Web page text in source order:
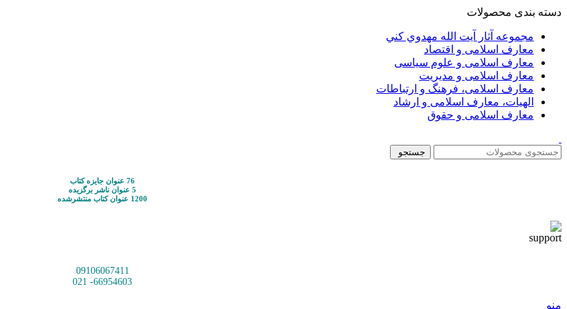
دسته بندی محصولات
مجموعه آثار آيت الله مهدوي كني
معارف اسلامی و اقتصاد
معارف اسلامی و علوم سیاسی
معارف اسلامی و مدیریت
معارف اسلامی، فرهنگ و ارتباطات
الهیات، معارف اسلامی و ارشاد
معارف اسلامی و حقوق
جستجو
76 عنوان جایزه کتاب
5 عنوان ناشر برگزیده
1200 عنوان کتاب منتشرشده
09106067411
66954603- 021
منو